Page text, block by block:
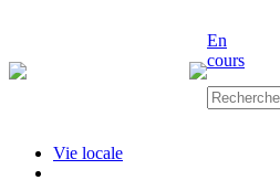
En
cours
Vie locale